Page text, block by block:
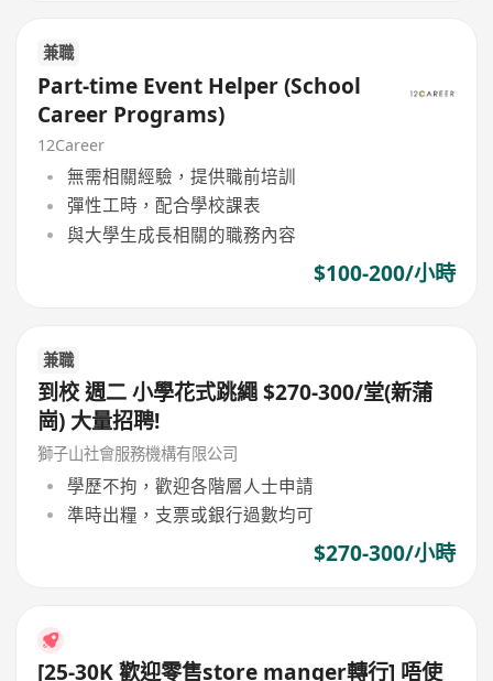
兼職
Part-time Event Helper (School
Career Programs)
12Career
無需相關經驗，提供職前培訓
彈性工時，配合學校課表
與大學生成長相關的職務內容
$100-200/小時
兼職
到校 週二 小學花式跳繩 $270-300/堂(新蒲
崗) 大量招聘!
獅子山社會服務機構有限公司
學歷不拘，歡迎各階層人士申請
準時出糧，支票或銀行過數均可
$270-300/小時
[25-30K 歡迎零售store manger轉行] 唔使